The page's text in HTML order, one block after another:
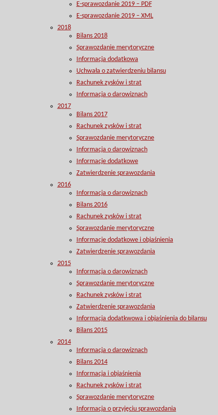
E-sprawozdanie 2019 – PDF
E-sprawozdanie 2019 – XML
2018
Bilans 2018
Sprawozdanie merytoryczne
Informacja dodatkowa
Uchwała o zatwierdzeniu bilansu
Rachunek zysków i strat
Informacja o darowiznach
2017
Bilans 2017
Rachunek zysków i strat
Sprawozdanie merytoryczne
Informacja o darowiznach
Informacje dodatkowe
Zatwierdzenie sprawozdania
2016
Informacja o darowiznach
Bilans 2016
Rachunek zysków i strat
Sprawozdanie merytoryczne
Informacje dodatkowe i objaśnienia
Zatwierdzenie sprawozdania
2015
Informacja o darowiznach
Sprawozdanie merytoryczne
Rachunek zysków i strat
Zatwierdzenie sprawozdania
Informacja dodatkwowa i objaśnienia do bilansu
Bilans 2015
2014
Informacja o darowiznach
Bilans 2014
Informacja i objaśnienia
Rachunek zysków i strat
Sprawozdanie merytoryczne
Informacja o przyjęciu sprawozdania